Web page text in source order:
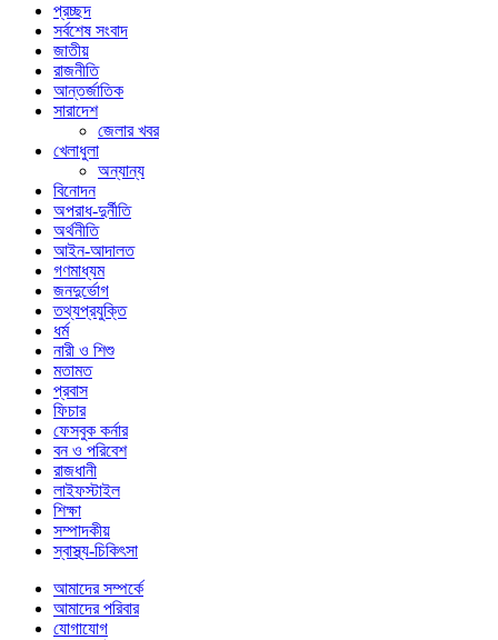
প্রচ্ছদ
সর্বশেষ সংবাদ
জাতীয়
রাজনীতি
আন্তর্জাতিক
সারাদেশ
জেলার খবর
খেলাধুলা
অন্যান্য
বিনোদন
অপরাধ-দুর্নীতি
অর্থনীতি
আইন-আদালত
গণমাধ্যম
জনদুর্ভোগ
তথ্যপ্রযুক্তি
ধর্ম
নারী ও শিশু
মতামত
প্রবাস
ফিচার
ফেসবুক কর্নার
বন ও পরিবেশ
রাজধানী
লাইফস্টাইল
শিক্ষা
সম্পাদকীয়
স্বাস্থ্য-চিকিৎসা
আমাদের সম্পর্কে
আমাদের পরিবার
যোগাযোগ